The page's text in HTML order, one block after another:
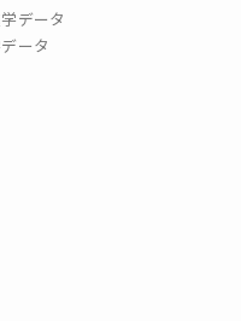
データ
ータ